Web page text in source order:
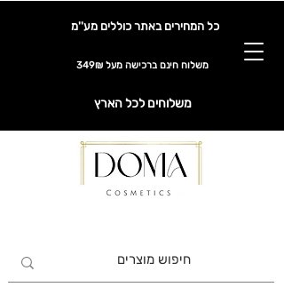
כל המחירים באתר כוללים מע''מ
משלוח חינם ברכישה מעל 349₪
משלוחים לכל הארץ